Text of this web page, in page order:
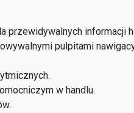
przewidywalnych informacji
pulpitami
w handlu.